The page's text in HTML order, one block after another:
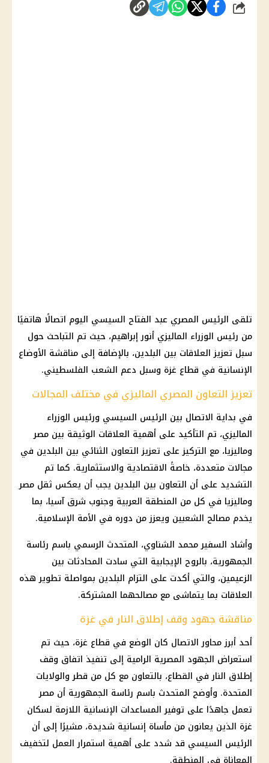
شارك
تلقى الرئيس المصري عبد الفتاح السيسي اليوم اتصالًا هاتفيًا
من رئيس الوزراء الماليزي أنور إبراهيم، حيث تم التباحث حول
سبل تعزيز العلاقات بين البلدين، بالإضافة إلى مناقشة الأوضاع
الإنسانية في قطاع غزة وسبل دعم الشعب الفلسطيني.
تعزيز التعاون المصري الماليزي في مختلف المجالات
في بداية الاتصال بين الرئيس السيسي ورئيس الوزراء
الماليزي، تم التأكيد على أهمية العلاقات الوثيقة بين مصر
وماليزيا، مع التركيز على تعزيز التعاون الثنائي بين البلدين في
مجالات متعددة، خاصةً الاقتصادية والاستثمارية. كما تم
التشديد على أن التعاون بين البلدين يجب أن يعكس ثقل مصر
وماليزيا في كل من المنطقة العربية وجنوب شرق آسيا، بما
يخدم مصالح الشعبين ويعزز من دوره في الأمة الإسلامية.
وأشاد السفير محمد الشناوي، المتحدث الرسمي باسم رئاسة
الجمهورية، بالروح الإيجابية التي سادت المحادثات بين
الزعيمين، والتي أكدت على التزام البلدين بمواصلة تطوير هذه
العلاقات بما يتماشى مع مصالحهما المشتركة.
مناقشة جهود وقف إطلاق النار في غزة
أحد أبرز محاور الاتصال كان الوضع في قطاع غزة، حيث تم
استعراض الجهود المصرية الرامية إلى تنفيذ اتفاق وقف
إطلاق النار في القطاع، بالتعاون مع كل من قطر والولايات
المتحدة. وأوضح المتحدث باسم رئاسة الجمهورية أن مصر
تعمل جاهدًا على توفير المساعدات الإنسانية اللازمة لسكان
غزة الذين يعانون من مأساة إنسانية شديدة، مشيرًا إلى أن
الرئيس السيسي قد شدد على أهمية استمرار العمل لتخفيف